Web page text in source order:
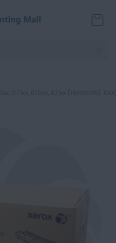
C71xx, B70xx, B71xx (115R00115),